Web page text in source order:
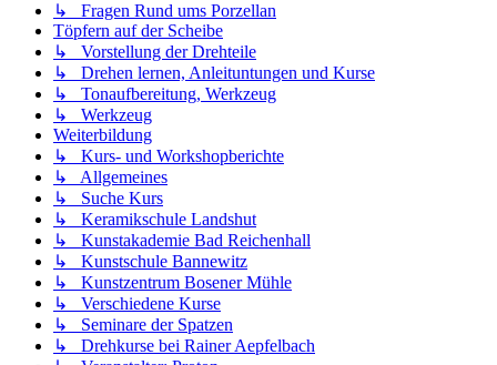
↳ Fragen Rund ums Porzellan
Töpfern auf der Scheibe
↳ Vorstellung der Drehteile
↳ Drehen lernen, Anleituntungen und Kurse
↳ Tonaufbereitung, Werkzeug
↳ Werkzeug
Weiterbildung
↳ Kurs- und Workshopberichte
↳ Allgemeines
↳ Suche Kurs
↳ Keramikschule Landshut
↳ Kunstakademie Bad Reichenhall
↳ Kunstschule Bannewitz
↳ Kunstzentrum Bosener Mühle
↳ Verschiedene Kurse
↳ Seminare der Spatzen
↳ Drehkurse bei Rainer Aepfelbach